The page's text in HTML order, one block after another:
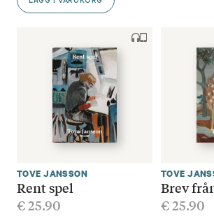
TOVE JANSSON
Rent spel
€25.90
TOVE
Brev
€25.90